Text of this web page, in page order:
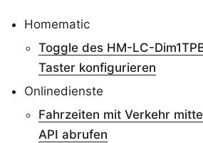
Homematic
Toggle des HM-LC-
Taster konfigurieren
Onlinedienste
Fahrzeiten mit Verkehr
API abrufen